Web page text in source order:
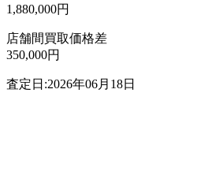
1,880,000円
店舗間買取価格差
350,000円
査定日:2026年06月18日